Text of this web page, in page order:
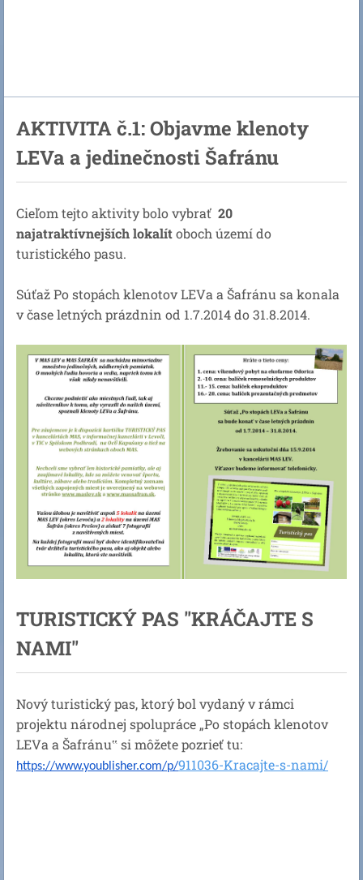
AKTIVITA č.1: Objavme klenoty
LEVa a jedinečnosti Šafránu
Cieľom tejto aktivity bolo vybrať 20
najatraktívnejších lokalítoboch území do
turistického pasu.
Súťaž Po stopách klenotov LEVa a Šafránu sa konala
v čase letných prázdnin od 1.7.2014 do 31.8.2014.
TURISTICKÝ PAS "KRÁČAJTE S
NAMI"
Nový turistický pas, ktorý bol vydaný v rámci
projektu národnej spolupráce „Po stopách klenotov
LEVa a Šafránu‟ si môžete pozrieť tu:
https://www.youblisher.com/p/911036-Kracajte-s-nami/